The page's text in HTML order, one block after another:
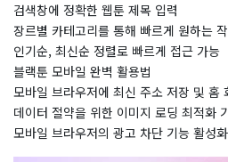
검색창에 정확한 웹툰 제목 입력
장르별 카테고리를 통해 빠르게 원하는
인기순, 최신순 정렬로 빠르게 접근 가능
블랙툰 모바일 완벽 활용법
모바일 브라우저에 최신 주소 저장 및 홈
데이터 절약을 위한 이미지 로딩 최적화
모바일 브라우저의 광고 차단 기능 활성